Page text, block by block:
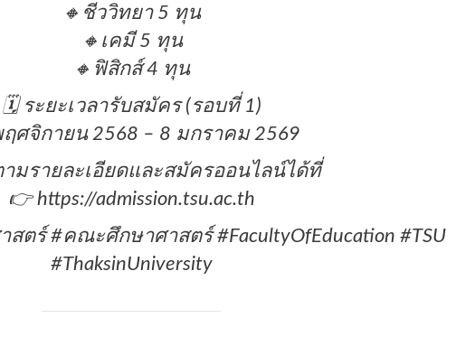
🔸ชีววิทยา 5 ทุน
🔸เคมี 5 ทุน
🔸ฟิสิกส์ 4 ทุน
🗓 ระยะเวลารับสมัคร (รอบที่ 1)
ศจิกายน 2568 – 8 มกราคม 2569
ามรายละเอียดและสมัครออนไลน์ได้ที่
👉 https://admission.tsu.ac.th
ตร์ #คณะศึกษาศาสตร์ #FacultyOfEducation #TSU
#ThaksinUniversity